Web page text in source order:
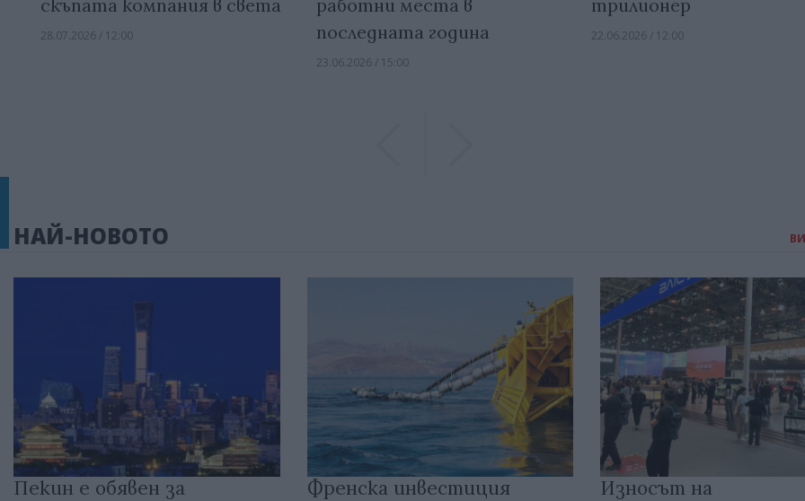
скъпата компания в света
28.07.2026 / 12:00
работни места в
последната година
23.06.2026 / 15:00
трилионер
22.06.2026 / 12:00
НАЙ-НОВОТО
Пекин е обявен за
Френска инвестиция
Износът на